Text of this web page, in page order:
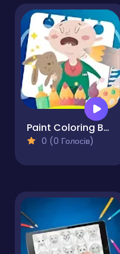
Paint Coloring Book
0 (0 Голосів)